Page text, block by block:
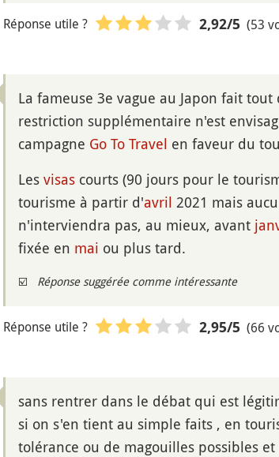
Réponse utile ? 2,92/5 (53
La fameuse 3e vague au Japon fait
restriction supplémentaire n'est
campagne Go To Travel en faveur du
Les visas courts (90 jours pour le
tourisme à partir d'avril 2021 mais
n'interviendra pas, au mieux, avant
fixée en mai ou plus tard.
☑️ Réponse suggérée comme intéressante
Réponse utile ? 2,95/5 (66
sans rentrer dans le débat qui est
si on s'en tient au simple faits , en
tolérance ou de magouilles possibles